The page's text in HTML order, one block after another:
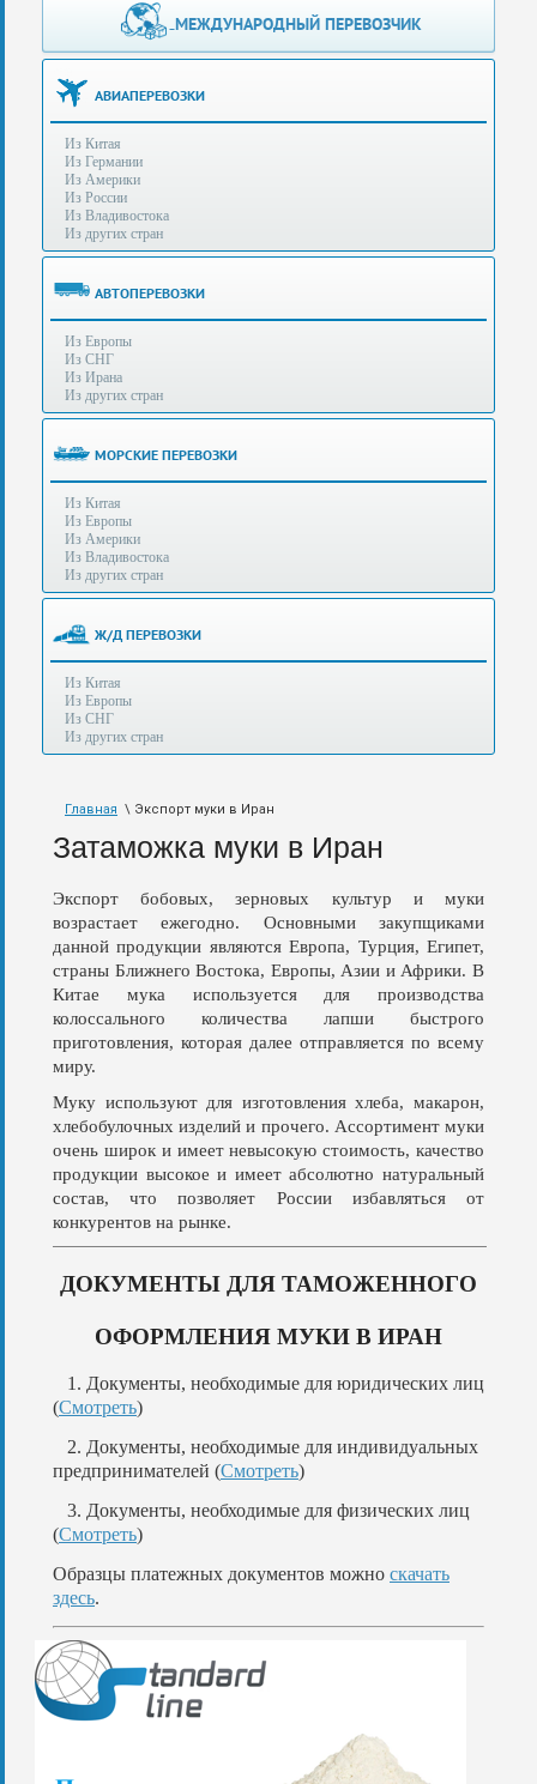
Многоканальный
телефон:
(495)
788-
Бесплатные
консультации
(Без
выходных
8:00
до
21:30)
Таможенное
оформление
грузов
аэропортах
Москвы
Шереметьево,
Внуково,
также
авиа,
железной
Дополнительные
+7 (929) 575-
96-62
+7 (925) 104-
15-94
e-mail:info@s-standard.ru
МЕЖДУНАРОДНЫЙ ПЕРЕВОЗЧИК
АВИАПЕРЕВОЗКИ
Из Китая
Из Германии
Из Америки
Из России
Из Владивостока
Из других стран
АВТОПЕРЕВОЗКИ
Из Европы
Из СНГ
Из Ирана
Из других стран
МОРСКИЕ ПЕРЕВОЗКИ
Из Китая
Из Европы
Из Америки
Из Владивостока
Из других стран
Ж/Д ПЕРЕВОЗКИ
Из Китая
Из Европы
Из СНГ
Из других стран
Главная \ Экспорт муки в Иран
Затаможка муки в Иран
Экспорт бобовых, зерновых культур и муки
возрастает ежегодно. Основными закупщиками
данной продукции являются Европа, Турция, Египет,
страны Ближнего Востока, Европы, Азии и Африки. В
Китае мука используется для производства
колоссального количества лапши быстрого
приготовления, которая далее отправляется по всему
миру.
Муку используют для изготовления хлеба, макарон,
хлебобулочных изделий и прочего. Ассортимент муки
очень широк и имеет невысокую стоимость, качество
продукции высокое и имеет абсолютно натуральный
состав, что позволяет России избавляться от
конкурентов на рынке.
ДОКУМЕНТЫ ДЛЯ ТАМОЖЕННОГО
ОФОРМЛЕНИЯ МУКИ В ИРАН
1. Документы, необходимые для юридических лиц
(Смотреть)
2. Документы, необходимые для индивидуальных
предпринимателей (Смотреть)
3. Документы, необходимые для физических лиц
(Смотреть)
Образцы платежных документов можно скачать
здесь.